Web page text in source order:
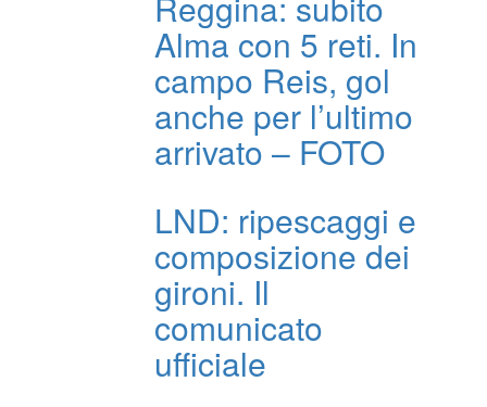
Alma con 5 reti. In
campo Reis, gol
anche per l’ultimo
arrivato – FOTO
LND: ripescaggi e
composizione dei
gironi. Il
comunicato
ufficiale